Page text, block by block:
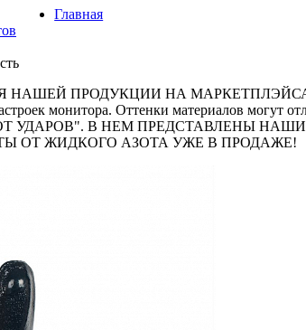
Главная
ПРОДУКЦИИ НА
монитора. Оттенки материалов могут
УДАРОВ". В НЕМ ПРЕДСТАВЛЕНЫ
ОТ ЖИДКОГО АЗОТА УЖЕ В ПРОДАЖЕ!